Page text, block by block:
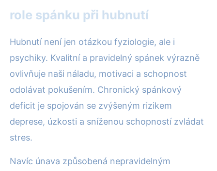
role spánku při hubnutí
Hubnutí není jen otázkou fyziologie, ale i
psychiky. Kvalitní a pravidelný spánek výrazně
ovlivňuje naši náladu, motivaci a schopnost
odolávat pokušením. Chronický spánkový
deficit je spojován se zvýšeným rizikem
deprese, úzkosti a sníženou schopností zvládat
stres.
Navíc únava způsobená nepravidelným